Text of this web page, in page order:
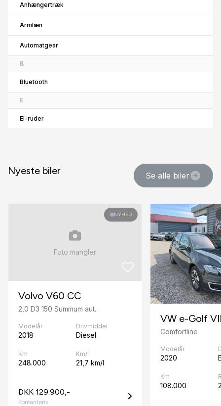
Anhængertræk
Armlæn
Automatgear
B
Bluetooth
E
El-ruder
Fartpilot
Højdejusterbart førersæde
K
Kørecomputer
Læderrat
Navigation
Nyeste biler Se alle biler
NYHED
Foto mangler
Volvo V60 CC
2,0 D3 150 Summum aut.
Modelår
2018
Drivmiddel
Diesel
Km
248.000
Km/l
21,7 km/l
DKK 129.900,-
Kontantpris
VW e-Golf
Comfortline
Modelår
2020
Km
108.000